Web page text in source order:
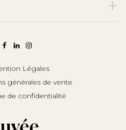
Légales
générales de vente
de confidentialité